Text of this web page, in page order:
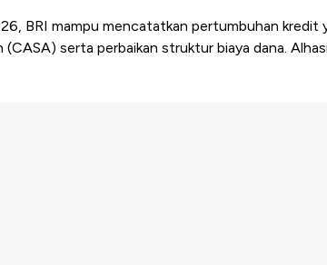
BRI mampu mencatatkan pertumbuhan kredit
(CASA) serta perbaikan struktur biaya dana.